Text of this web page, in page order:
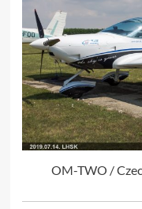
OM-TWO /